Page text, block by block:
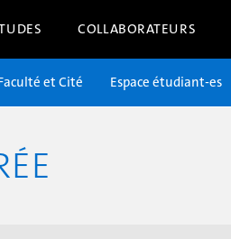
COLLABORATEURS
et Cité Espace étudiant-es